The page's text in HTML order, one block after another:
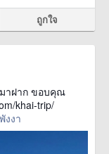
ถูกใจ
มาฝาก ขอบคุณ
khai-trip/
งงา